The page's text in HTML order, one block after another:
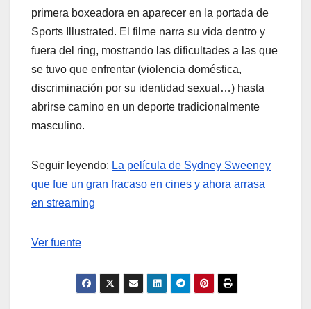
primera boxeadora en aparecer en la portada de
Sports Illustrated. El filme narra su vida dentro y
fuera del ring, mostrando las dificultades a las que
se tuvo que enfrentar (violencia doméstica,
discriminación por su identidad sexual…) hasta
abrirse camino en un deporte tradicionalmente
masculino.
Seguir leyendo: La película de Sydney Sweeney
que fue un gran fracaso en cines y ahora arrasa
en streaming
Ver fuente